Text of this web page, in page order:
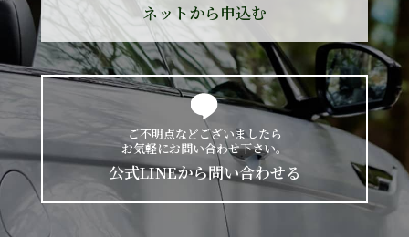
ネットから申込む
ご不明点などございましたら
お気軽にお問い合わせ下さい。
公式LINEから問い合わせる